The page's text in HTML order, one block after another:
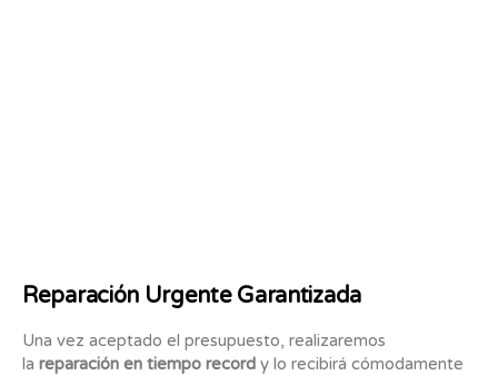
Reparación Urgente Garantizada
Una vez aceptado el presupuesto, realizaremos
la reparación en tiempo record y lo recibirá cómodamente